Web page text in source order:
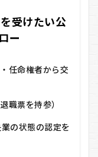
受けたい公
ー
・任命権者から交
退職票を持参）
の状態の認定を